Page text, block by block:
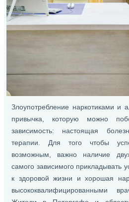
Злоупотребление наркотиками и
привычка, которую можно
зависимость: настоящая
терапии. Для того чтобы
возможным, важно наличие
самого зависимого прикладывать
к здоровой жизни и хорошая
высококвалифицированными